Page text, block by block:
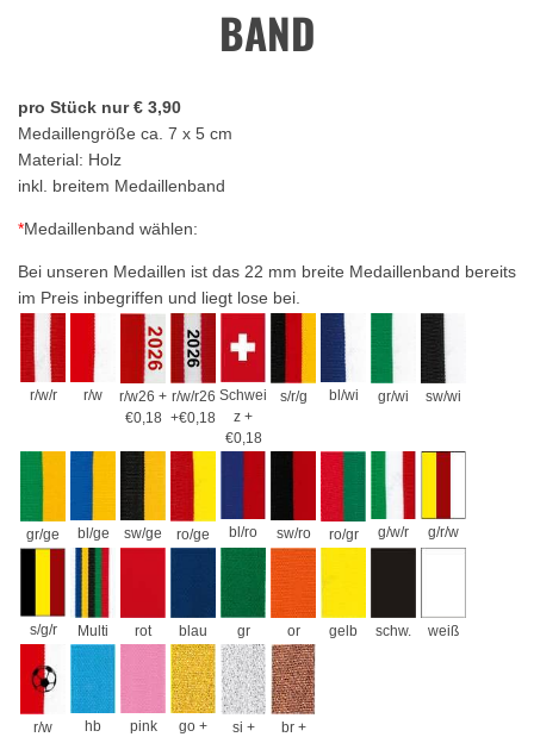
BAND
pro Stück nur € 3,90
Medaillengröße ca. 7 x 5 cm
Material: Holz
inkl. breitem Medaillenband
*Medaillenband wählen:
Bei unseren Medaillen ist das 22 mm breite Medaillenband bereits
im Preis inbegriffen und liegt lose bei.
r/w/r r/w
r/w26 +
€0,18
r/w/r26
+€0,18
Schwei
z +
€0,18
s/r/g bl/wi gr/wi sw/wi
gr/ge bl/ge sw/ge ro/ge bl/ro sw/ro ro/gr g/w/r g/r/w
s/g/r Multi rot blau gr or gelb schw. weiß
r/w
hb pink
go +
si +
br +